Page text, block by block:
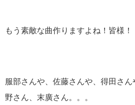
もう素敵な曲作りますよね！皆様！
服部さんや、佐藤さんや、得田さ
野さん、末廣さん。。。